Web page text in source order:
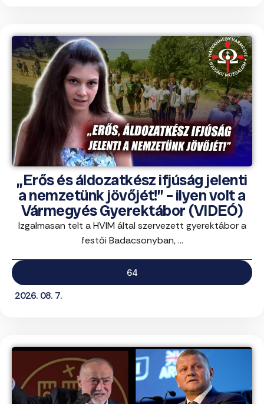
„Erős és áldozatkész ifjúság jelenti
a nemzetünk jövőjét!” – ilyen volt a
Vármegyés Gyerektábor (VIDEÓ)
Izgalmasan telt a HVIM által szervezett gyerektábor a
festői Badacsonyban, ...
64
2026. 08. 7.